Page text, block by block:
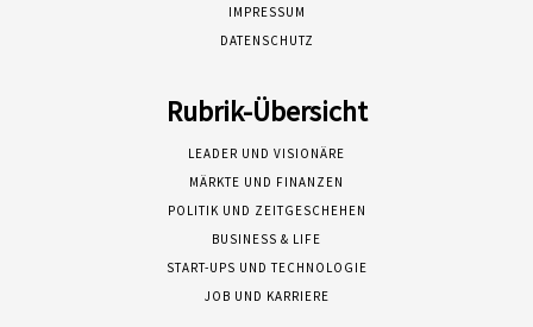
IMPRESSUM
DATENSCHUTZ
Rubrik-Übersicht
LEADER UND VISIONÄRE
MÄRKTE UND FINANZEN
POLITIK UND ZEITGESCHEHEN
BUSINESS & LIFE
START-UPS UND TECHNOLOGIE
JOB UND KARRIERE